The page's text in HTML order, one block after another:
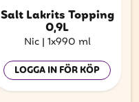
Salt Lakrits Topping
0,9L
Nic | 1x990 ml
LOGGA IN FÖR KÖP